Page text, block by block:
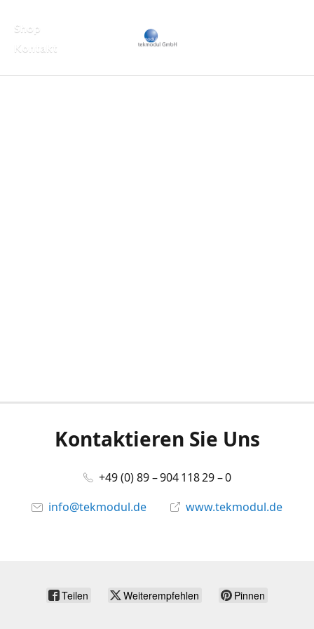
Shop
Kontakt
Kontaktieren Sie Uns
+49 (0) 89 – 904 118 29 – 0
info@tekmodul.de
www.tekmodul.de
Teilen Weiterempfehlen Pinnen